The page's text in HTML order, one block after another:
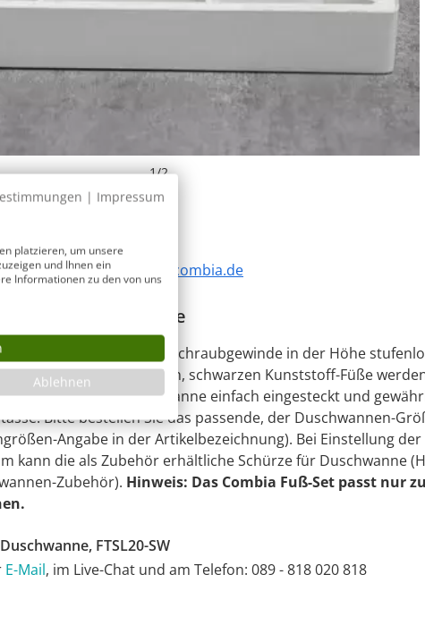
1/2
80807 München, info@combia.de
20 Füße
Duschwanne. Durch Schraubgewinde in der Höhe
Die stabilen, schwarzen Kunststoff-Füße
Unterseite der Duschwanne einfach eingesteckt und
Bitte bestellen Sie das passende, der Duschwannen-
Angabe in der Artikelbezeichnung). Bei Einstellung der
kann die als Zubehör erhältliche Schürze für Duschwanne
Zubehör). Hinweis: Das Combia Fuß-Set passt nur zu
FTSL20-SW
E-Mail, im Live-Chat und am Telefon: 089 - 818 020 818
| Impressum
platzieren, um unsere
und Ihnen ein
Informationen zu den von uns
Ablehnen